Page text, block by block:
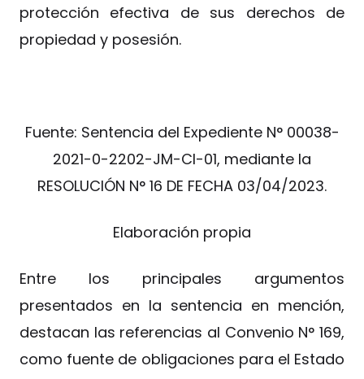
protección efectiva de sus derechos de
propiedad y posesión.
Fuente: Sentencia del Expediente N° 00038-
2021-0-2202-JM-CI-01, mediante la
RESOLUCIÓN N° 16 DE FECHA 03/04/2023.
Elaboración propia
Entre los principales argumentos
presentados en la sentencia en mención,
destacan las referencias al Convenio N° 169,
como fuente de obligaciones para el Estado